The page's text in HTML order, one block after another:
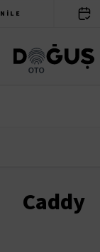
Caddy